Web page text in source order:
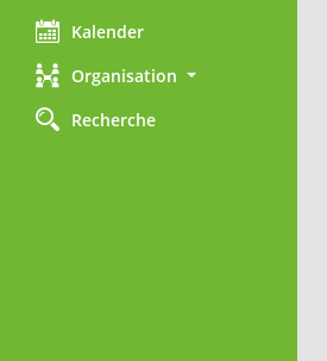
Kalender
Organisation
Recherche